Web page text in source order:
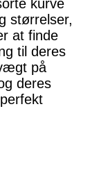
kurve
størrelser,
at finde
til deres
på
deres